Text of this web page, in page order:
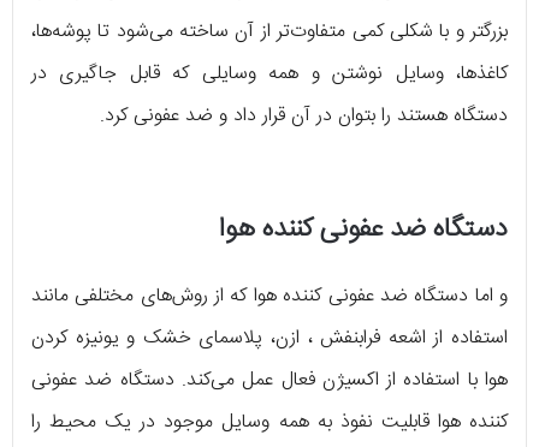
بزرگتر و با شکلی کمی متفاوت‌تر از آن ساخته می‌شود تا پوشه‌ها،
کاغذها، وسایل نوشتن و همه وسایلی که قابل جاگیری در
دستگاه هستند را بتوان در آن قرار داد و ضد عفونی کرد.
دستگاه ضد عفونی کننده هوا
و اما دستگاه ضد عفونی کننده هوا که از روش‌های مختلفی مانند
استفاده از اشعه فرابنفش ، ازن، پلاسمای خشک و یونیزه کردن
هوا با استفاده از اکسیژن فعال عمل می‌کند. دستگاه ضد عفونی
کننده هوا قابلیت نفوذ به همه وسایل موجود در یک محیط را